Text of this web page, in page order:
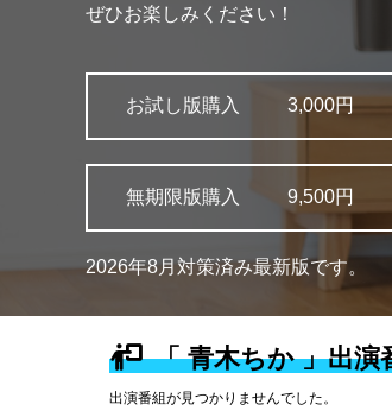
ぜひお楽しみください！
お試し版購入 3,000円
無期限版購入 9,500円
2026年8月対策済み最新版です。
「 青木ちか 」出演
出演番組が見つかりませんでした。